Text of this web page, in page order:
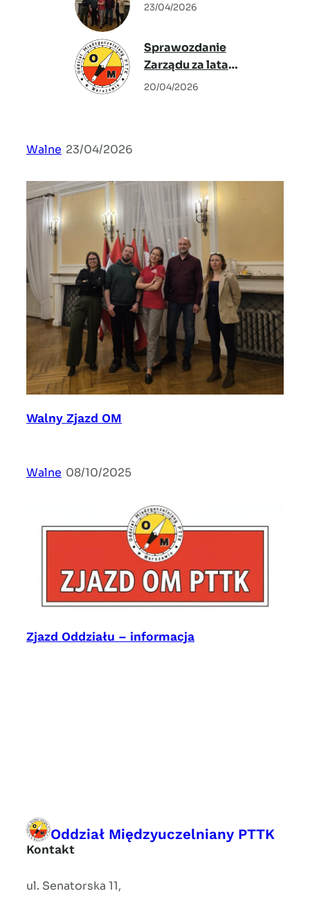
Agata Warzecha
23/04/2026
Sprawozdanie
Zarządu za lata
2024-2026
20/04/2026
Walne 23/04/2026
Walny Zjazd OM
Walne 08/10/2025
Zjazd Oddziału – informacja
Oddział Międzyuczelniany PTTK
Kontakt
ul. Senatorska 11,